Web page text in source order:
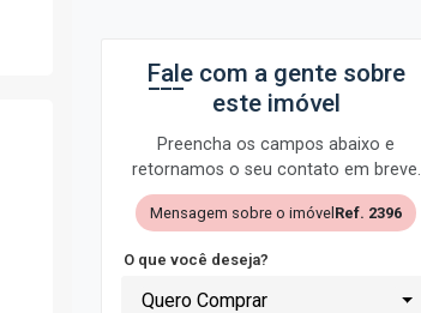
Fale com a gente sobre
este imóvel
Preencha os campos abaixo e
retornamos o seu contato em breve.
Mensagem sobre o imóvel Ref. 2396
O que você deseja?
Quero Comprar